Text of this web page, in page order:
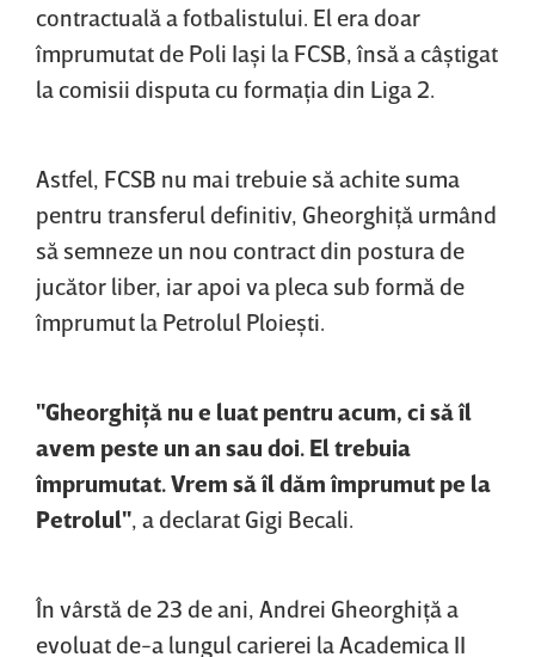
contractuală a fotbalistului. El era doar
împrumutat de Poli Iaşi la FCSB, însă a câştigat
la comisii disputa cu formaţia din Liga 2.
Astfel, FCSB nu mai trebuie să achite suma
pentru transferul definitiv, Gheorghiţă urmând
să semneze un nou contract din postura de
jucător liber, iar apoi va pleca sub formă de
împrumut la Petrolul Ploieşti.
"Gheorghiţă nu e luat pentru acum, ci să îl
avem peste un an sau doi. El trebuia
împrumutat. Vrem să îl dăm împrumut pe la
Petrolul" , a declarat Gigi Becali.
În vârstă de 23 de ani, Andrei Gheorghiţă a
evoluat de-a lungul carierei la Academica II